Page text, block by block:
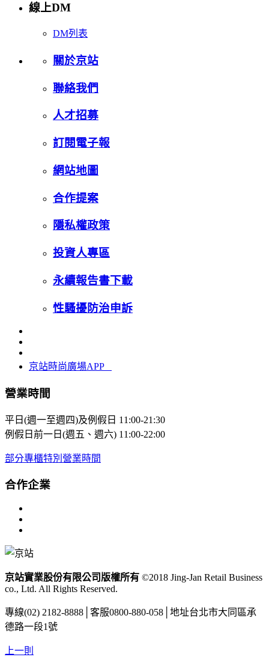
線上DM
DM列表
關於京站
聯絡我們
人才招募
訂閱電子報
網站地圖
合作提案
隱私權政策
投資人專區
永續報告書下載
性騷擾防治申訴
京站時尚廣場APP
營業時間
平日(週一至週四)及例假日 11:00-21:30
例假日前一日(週五、週六) 11:00-22:00
部分專櫃特別營業時間
合作企業
京站實業股份有限公司版權所有 ©2018 Jing-Jan Retail Business
co., Ltd. All Rights Reserved.
專線(02) 2182-8888 客服0800-880-058 地址台北市大同區承
德路一段1號
上一則